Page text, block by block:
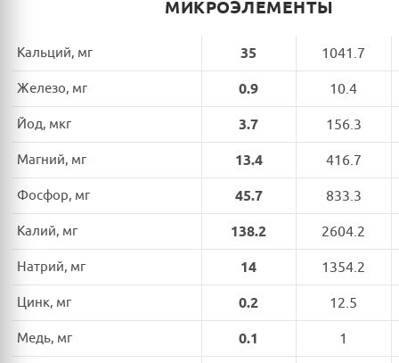
МИКРОЭЛЕМЕНТЫ
Кальций, мг 35 1041.7
Железо, мг 0.9 10.4
Йод, мкг 3.7 156.3
Магний, мг 13.4 416.7
Фосфор, мг 45.7 833.3
Калий, мг 138.2 2604.2
Натрий, мг 14 1354.2
Цинк, мг 0.2 12.5
Медь, мг 0.1 1